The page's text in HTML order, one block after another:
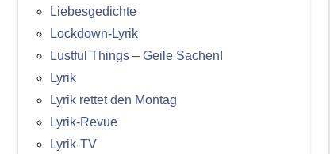
Liebesgedichte
Lockdown-Lyrik
Lustful Things – Geile Sachen!
Lyrik
Lyrik rettet den Montag
Lyrik-Revue
Lyrik-TV